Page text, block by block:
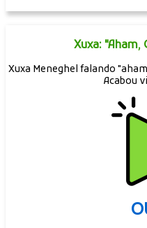
Xuxa: "Aham,
Xuxa Meneghel falando
Acabou